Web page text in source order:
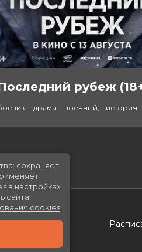
рубеж
драма, военный, история
сохраняет
в настройках
сайта.
cookies